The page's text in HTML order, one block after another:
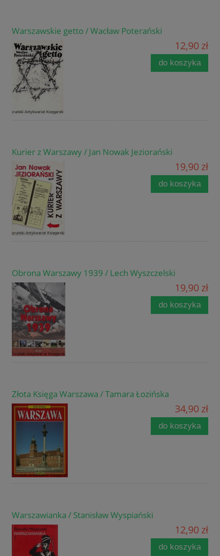
Warszawskie getto / Wacław Poterański
12,90 zł
do koszyka
Kurier z Warszawy / Jan Nowak Jeziorański
19,90 zł
do koszyka
Obrona Warszawy 1939 / Lech Wyszczelski
19,90 zł
do koszyka
Złota Księga Warszawa / Tamara Łozińska
34,90 zł
do koszyka
Warszawianka / Stanisław Wyspiański
12,90 zł
do koszyka